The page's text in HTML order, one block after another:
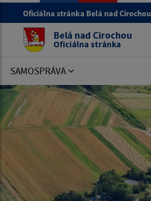
Oficiálna stránka Belá nad Cirochou
Belá nad Cirochou
Oficiálna stránka
SAMOSPRÁVA